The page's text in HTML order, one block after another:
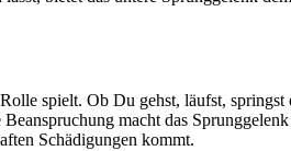
spielt. Ob Du gehst, läufst,
macht das
Schädigungen kommt.